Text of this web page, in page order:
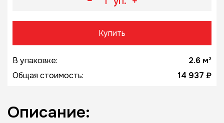
Купить
В упаковке:
2.6 м²
Общая стоимость:
14 937 ₽
Описание: